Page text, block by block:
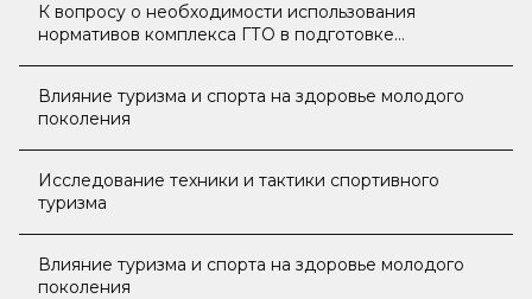
К вопросу о необходимости использования
нормативов комплекса ГТО в подготовке
Влияние туризма и спорта на здоровье молодого
поколения
Исследование техники и тактики спортивного
туризма
Влияние туризма и спорта на здоровье молодого
поколения